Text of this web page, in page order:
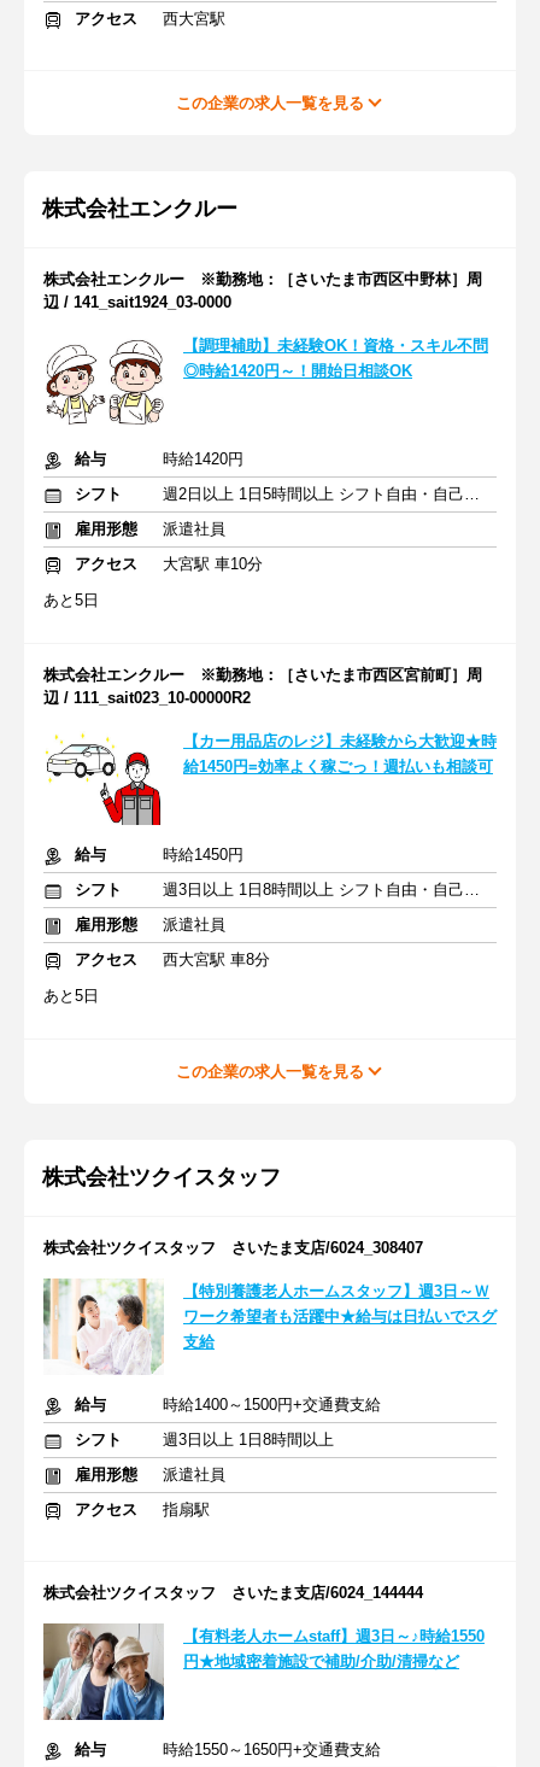
アクセス 西大宮駅
この企業の求人一覧を見る
株式会社エンクルー
株式会社エンクルー ※勤務地：［さいたま市西区中野林］周
辺 / 141_sait1924_03-0000
【調理補助】未経験OK！資格・スキル不問
◎時給1420円～！開始日相談OK
給与
時給1420円
シフト
週2日以上 1日5時間以上 シフト自由・自己申告
雇用形態
派遣社員
アクセス
大宮駅 車10分
あと5日
株式会社エンクルー ※勤務地：［さいたま市西区宮前町］周
辺 / 111_sait023_10-00000R2
【カー用品店のレジ】未経験から大歓迎★時
給1450円=効率よく稼ごっ！週払いも相談可
給与
時給1450円
シフト
週3日以上 1日8時間以上 シフト自由・自己申告
雇用形態
派遣社員
アクセス
西大宮駅 車8分
あと5日
この企業の求人一覧を見る
株式会社ツクイスタッフ
株式会社ツクイスタッフ さいたま支店/6024_308407
【特別養護老人ホームスタッフ】週3日～Ｗ
ワーク希望者も活躍中★給与は日払いでスグ
支給
給与
時給1400～1500円+交通費支給
シフト
週3日以上 1日8時間以上
雇用形態
派遣社員
アクセス
指扇駅
株式会社ツクイスタッフ さいたま支店/6024_144444
【有料老人ホームstaff】週3日～♪時給1550
円★地域密着施設で補助/介助/清掃など
給与
時給1550～1650円+交通費支給